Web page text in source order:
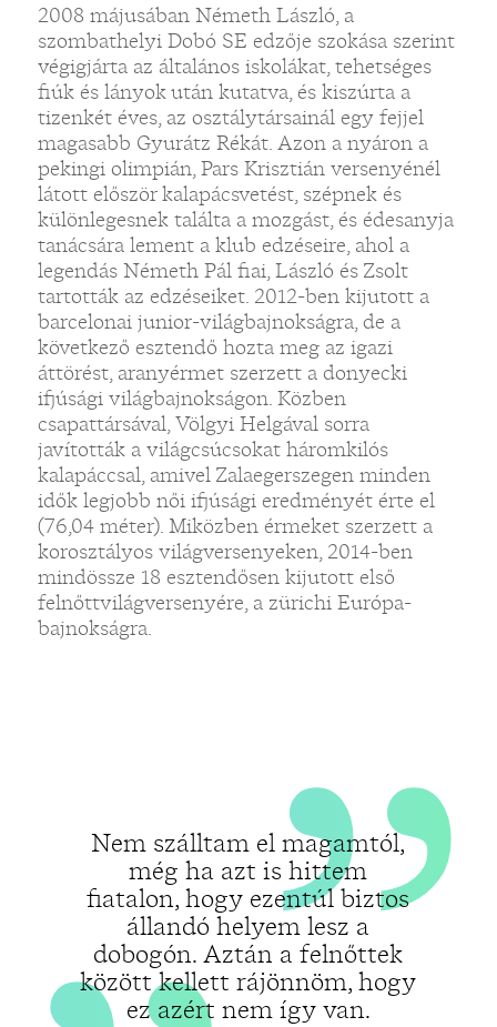
2008 májusában Németh László, a
szombathelyi Dobó SE edzője szokása szerint
végigjárta az általános iskolákat, tehetséges
fiúk és lányok után kutatva, és kiszúrta a
tizenkét éves, az osztálytársainál egy fejjel
magasabb Gyurátz Rékát. Azon a nyáron a
pekingi olimpián, Pars Krisztián versenyénél
látott először kalapácsvetést, szépnek és
különlegesnek találta a mozgást, és édesanyja
tanácsára lement a klub edzéseire, ahol a
legendás Németh Pál fiai, László és Zsolt
tartották az edzéseiket. 2012-ben kijutott a
barcelonai junior-világbajnokságra, de a
következő esztendő hozta meg az igazi
áttörést, aranyérmet szerzett a donyecki
ifjúsági világbajnokságon. Közben
csapattársával, Völgyi Helgával sorra
javították a világcsúcsokat háromkilós
kalapáccsal, amivel Zalaegerszegen minden
idők legjobb női ifjúsági eredményét érte el
(76,04 méter). Miközben érmeket szerzett a
korosztályos világversenyeken, 2014-ben
mindössze 18 esztendősen kijutott első
felnőttvilágversenyére, a zürichi Európa-
bajnokságra.
Nem szálltam el magamtól,
még ha azt is hittem
fiatalon, hogy ezentúl biztos
állandó helyem lesz a
dobogón. Aztán a felnőttek
között kellett rájönnöm, hogy
ez azért nem így van.
„„